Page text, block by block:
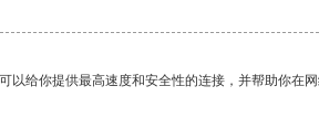
以给你提供最高速度和安全性的连接，并帮助你在网